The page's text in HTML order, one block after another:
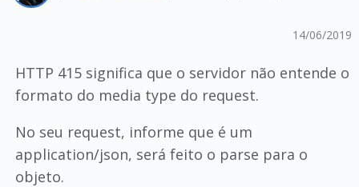
14/06/2019
HTTP 415 significa que o servidor não entende o
formato do media type do request.
No seu request, informe que é um
application/json, será feito o parse para o
objeto.